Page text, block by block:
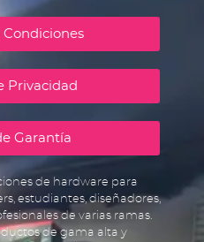
Condiciones
Privacidad
Garantía
de hardware para
estudiantes, diseñadores,
de varias ramas.
de gama alta y